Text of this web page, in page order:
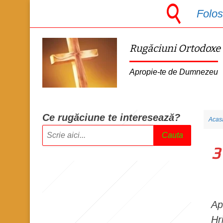
Rugăciuni Ortodoxe
Apropie-te de Dumnezeu
Ce rugăciune te interesează?
Cauta